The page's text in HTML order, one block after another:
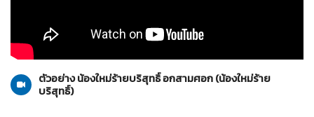
02-10-2553
ตัวอย่าง น้องใหม่ร้ายบริสุทธิ์ อกสามศอก (น้องใหม่ร้าย
บริสุทธิ์)